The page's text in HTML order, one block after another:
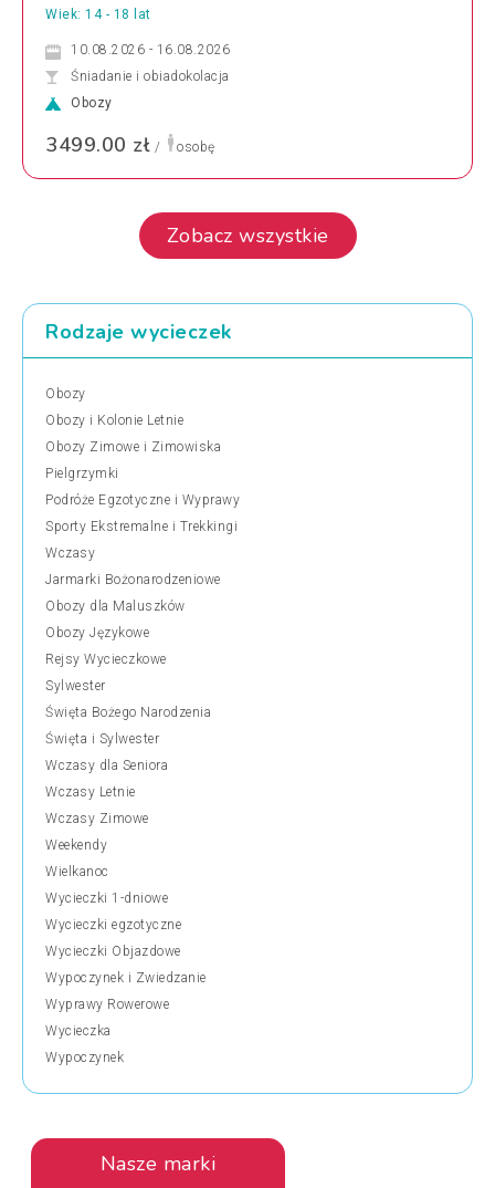
Wiek: 14 - 18 lat
10.08.2026 - 16.08.2026
Śniadanie i obiadokolacja
Obozy
3499.00 zł / osobę
Zobacz wszystkie
Rodzaje wycieczek
Obozy
Obozy i Kolonie Letnie
Obozy Zimowe i Zimowiska
Pielgrzymki
Podróże Egzotyczne i Wyprawy
Sporty Ekstremalne i Trekkingi
Wczasy
Jarmarki Bożonarodzeniowe
Obozy dla Maluszków
Obozy Językowe
Rejsy Wycieczkowe
Sylwester
Święta Bożego Narodzenia
Święta i Sylwester
Wczasy dla Seniora
Wczasy Letnie
Wczasy Zimowe
Weekendy
Wielkanoc
Wycieczki 1-dniowe
Wycieczki egzotyczne
Wycieczki Objazdowe
Wypoczynek i Zwiedzanie
Wyprawy Rowerowe
Wycieczka
Wypoczynek
Nasze marki